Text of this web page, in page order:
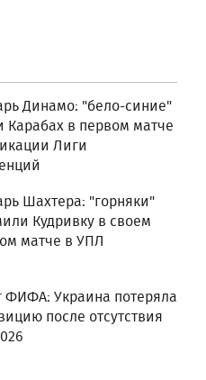
Динамо: "бело-синие"
Карабах в первом матче
Лиги
Шахтера: "горняки"
Кудривку в своем
матче в УПЛ
ФИФА: Украина потеряла
после отсутствия